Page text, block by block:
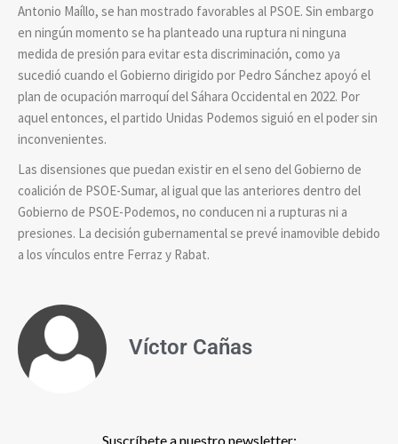
Antonio Maíllo, se han mostrado favorables al PSOE. Sin embargo
en ningún momento se ha planteado una ruptura ni ninguna
medida de presión para evitar esta discriminación, como ya
sucedió cuando el Gobierno dirigido por Pedro Sánchez apoyó el
plan de ocupación marroquí del Sáhara Occidental en 2022. Por
aquel entonces, el partido Unidas Podemos siguió en el poder sin
inconvenientes.
Las disensiones que puedan existir en el seno del Gobierno de
coalición de PSOE-Sumar, al igual que las anteriores dentro del
Gobierno de PSOE-Podemos, no conducen ni a rupturas ni a
presiones. La decisión gubernamental se prevé inamovible debido
a los vínculos entre Ferraz y Rabat.
Víctor Cañas
Suscríbete a nuestro newsletter: